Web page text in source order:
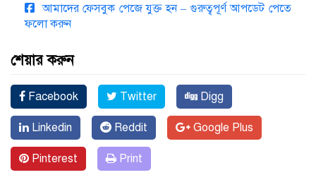
আমাদের ফেসবুক পেজে যুক্ত হন – গুরুত্বপূর্ণ আপডেট পেতে
ফলো করুন
শেয়ার করুন
Facebook Twitter Digg
Linkedin Reddit Google Plus
Pinterest Print